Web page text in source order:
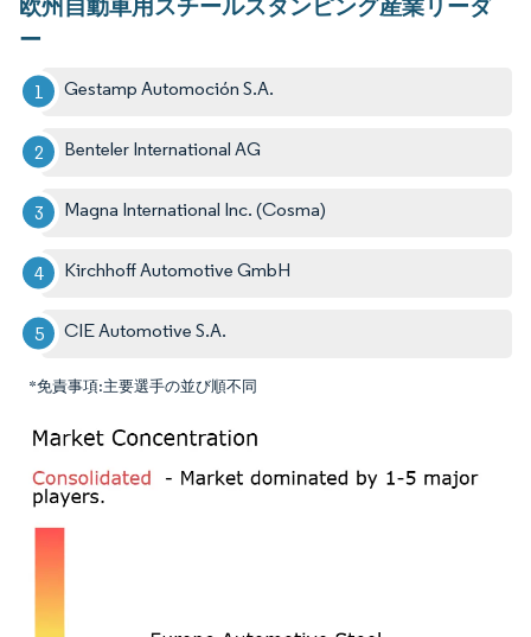
欧州自動車用スチールスタンピング産業リーダ
ー
Gestamp Automoción S.A.
Benteler International AG
Magna International Inc. (Cosma)
Kirchhoff Automotive GmbH
CIE Automotive S.A.
*免責事項:主要選手の並び順不同